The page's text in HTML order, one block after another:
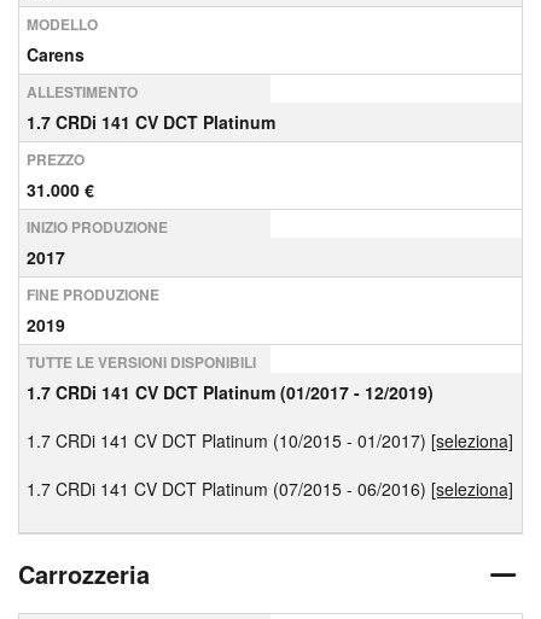
MODELLO
Carens
ALLESTIMENTO
1.7 CRDi 141 CV DCT Platinum
PREZZO
31.000 €
INIZIO PRODUZIONE
2017
FINE PRODUZIONE
2019
TUTTE LE VERSIONI DISPONIBILI
1.7 CRDi 141 CV DCT Platinum (01/2017 - 12/2019)
1.7 CRDi 141 CV DCT Platinum (10/2015 - 01/2017) [seleziona]
1.7 CRDi 141 CV DCT Platinum (07/2015 - 06/2016) [seleziona]
Carrozzeria